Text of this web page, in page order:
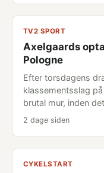
TV2 SPORT
Axelgaards
Pologne
Efter torsdagens
klassementsslag
brutal mur, inden
2 dage siden
CYKELSTART